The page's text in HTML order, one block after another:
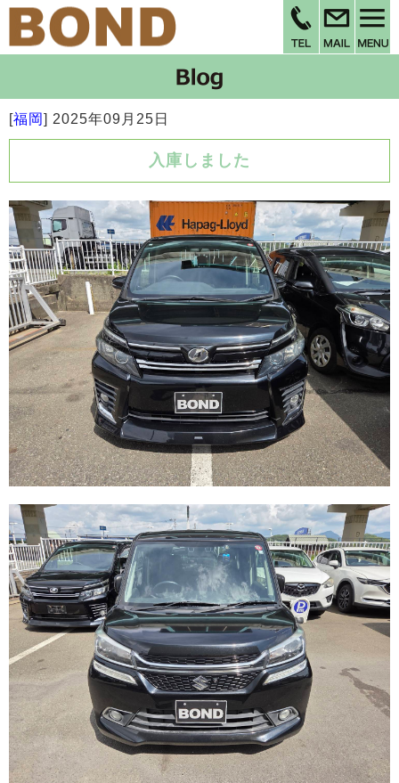
[福岡] 2025年09月25日
入庫しました